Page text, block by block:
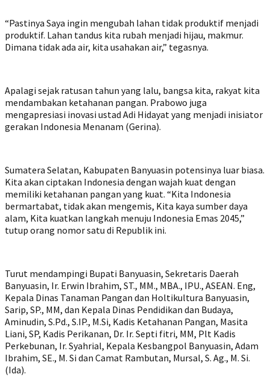
“Pastinya Saya ingin mengubah lahan tidak produktif menjadi
produktif. Lahan tandus kita rubah menjadi hijau, makmur.
Dimana tidak ada air, kita usahakan air,” tegasnya.
Apalagi sejak ratusan tahun yang lalu, bangsa kita, rakyat kita
mendambakan ketahanan pangan. Prabowo juga
mengapresiasi inovasi ustad Adi Hidayat yang menjadi inisiator
gerakan Indonesia Menanam (Gerina).
Sumatera Selatan, Kabupaten Banyuasin potensinya luar biasa.
Kita akan ciptakan Indonesia dengan wajah kuat dengan
memiliki ketahanan pangan yang kuat. “Kita Indonesia
bermartabat, tidak akan mengemis, Kita kaya sumber daya
alam, Kita kuatkan langkah menuju Indonesia Emas 2045,”
tutup orang nomor satu di Republik ini.
Turut mendampingi Bupati Banyuasin, Sekretaris Daerah
Banyuasin, Ir. Erwin Ibrahim, ST., MM., MBA., IPU., ASEAN. Eng,
Kepala Dinas Tanaman Pangan dan Holtikultura Banyuasin,
Sarip, SP., MM, dan Kepala Dinas Pendidikan dan Budaya,
Aminudin, S.Pd., S.IP., M.Si, Kadis Ketahanan Pangan, Masita
Liani, SP, Kadis Perikanan, Dr. Ir. Septi fitri, MM, Plt Kadis
Perkebunan, Ir. Syahrial, Kepala Kesbangpol Banyuasin, Adam
Ibrahim, SE., M. Si dan Camat Rambutan, Mursal, S. Ag., M. Si.
(Ida).